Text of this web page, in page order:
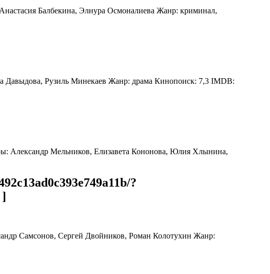
Балбекина, Элнура Осмоналиева Жанр: криминал,
Давыдова, Рузиль Минекаев Жанр: драма Кинопоиск: 7,3 IMDB:
Александр Мельников, Елизавета Кононова, Юлия Хлынина,
?
Самсонов, Сергей Двойников, Роман Колотухин Жанр: